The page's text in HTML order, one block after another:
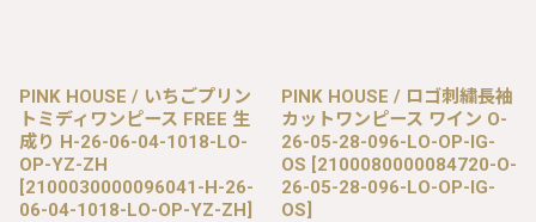
PINK HOUSE / いちごプリン
トミディワンピース FREE 生
成り H-26-06-04-1018-LO-
OP-YZ-ZH
[2100030000096041-H-26-
06-04-1018-LO-OP-YZ-ZH]
PINK HOUSE / ロゴ刺繍長袖
カットワンピース ワイン O-
26-05-28-096-LO-OP-IG-
OS [2100080000084720-O-
26-05-28-096-LO-OP-IG-
OS]